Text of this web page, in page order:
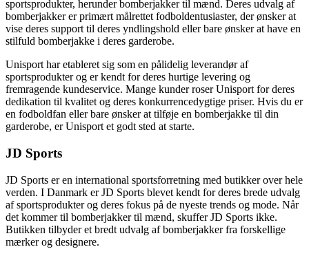
sportsprodukter, herunder bomberjakker til mænd. Deres udvalg af
bomberjakker er primært målrettet fodboldentusiaster, der ønsker at
vise deres support til deres yndlingshold eller bare ønsker at have en
stilfuld bomberjakke i deres garderobe.
Unisport har etableret sig som en pålidelig leverandør af
sportsprodukter og er kendt for deres hurtige levering og
fremragende kundeservice. Mange kunder roser Unisport for deres
dedikation til kvalitet og deres konkurrencedygtige priser. Hvis du er
en fodboldfan eller bare ønsker at tilføje en bomberjakke til din
garderobe, er Unisport et godt sted at starte.
JD Sports
JD Sports er en international sportsforretning med butikker over hele
verden. I Danmark er JD Sports blevet kendt for deres brede udvalg
af sportsprodukter og deres fokus på de nyeste trends og mode. Når
det kommer til bomberjakker til mænd, skuffer JD Sports ikke.
Butikken tilbyder et bredt udvalg af bomberjakker fra forskellige
mærker og designere.